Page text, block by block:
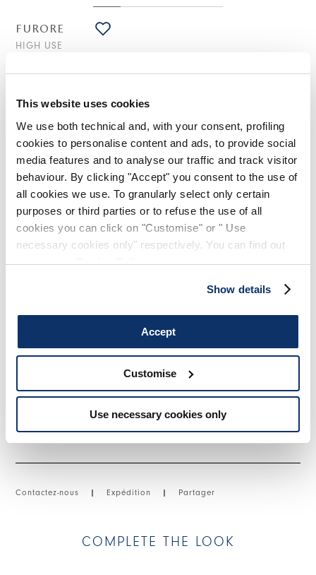
This website uses cookies
We use both technical and, with your consent, profiling
cookies to personalise content and ads, to provide social
media features and to analyse our traffic and track visitor
behaviour. By clicking "Accept" you consent to the use of
all cookies we use. To granularly select only certain
purposes or third parties or to refuse the use of all
cookies you can click on "Customise" or " Use
necessary cookies only" respectively. You can find out
more in ourCookie Policy.
Show details
Accept
Customise
Use necessary cookies only
S'INSCRIRE À NOTRE BULLETIN
D'INFORMATION
INSCRIVEZ-VOUS À LA NEWSLETTER
Inscrivez-vous à notre newsletter pour
découvrir en avant-première nos dernières
collections.
Restez informé(e) des nouveautés,
collaborations et événements, et recevez des
invitations exclusives à nos ventes privées.
confidentialité , et autorise le traitement de mes données
INSCRIVEZ-VOUS
FURORE
HIGH USE
NOTES DE STYLE
Le pantalon Furore réinterprète le modèle signature Hasten,
rendant sa coupe bootcut encore plus fonctionnelle et
confortable. La combinaison de poches appliquées et de
coutures courbes apparentes crée un jeu visuel enveloppant.
l'avant. Poches latérales fendues. À l'arrière, une poche
• Coton, poids léger, toucher lisse.
DÉTAILS PRODUIT
Contactez-nous | Expédition | Partager
COMPLETE THE LOOK